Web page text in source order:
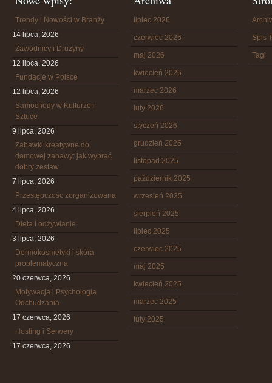
Trendy i Nowości w Branży
14 lipca, 2026
Zawodnicy i Drużyny
12 lipca, 2026
Fundacje w Polsce
12 lipca, 2026
Samochody w Kulturze i
Sztuce
9 lipca, 2026
Zabawki kreatywne do
domowej zabawy: jak wybrać
dobry zestaw
7 lipca, 2026
Przestępczośc zorganizowana
4 lipca, 2026
Dieta i odżywianie
3 lipca, 2026
Dermokosmetyki i skóra
problematyczna
20 czerwca, 2026
Motywacja i Psychologia
Odchudzania
17 czerwca, 2026
Hosting i Serwery
17 czerwca, 2026
lipiec 2026
czerwiec 2026
maj 2026
kwiecień 2026
marzec 2026
luty 2026
styczeń 2026
grudzień 2025
listopad 2025
październik 2025
wrzesień 2025
sierpień 2025
lipiec 2025
czerwiec 2025
maj 2025
kwiecień 2025
marzec 2025
luty 2025
Spis
Tagi